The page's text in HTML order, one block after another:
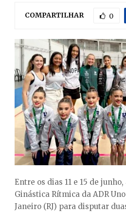
M
E
COMPARTILHAR 0
Entre os dias 11 e 15 de
Ginástica Rítmica da ADR
Janeiro (RJ) para disputar